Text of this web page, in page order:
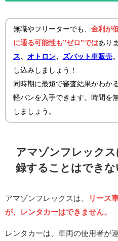
無職やフリーターでも、 金利が
に通る可能性も”ゼロ”ではあり
ス
オトロン、 ズバット車販売、
し込みしましょう！
同時期に最短で審査結果がわか
軽バンを入手できます。時間を
しましょう。
アマゾンフレック
録することはできな
アマゾンフレックスは、
リース
が、レンタカーはできません。
レンタカーは、車両の使用者が